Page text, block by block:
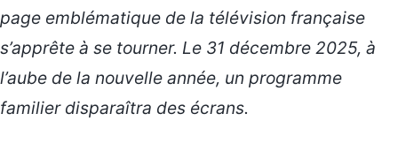
page emblématique de la télévision française
s’apprête à se tourner. Le 31 décembre 2025, à
l’aube de la nouvelle année, un programme
familier disparaîtra des écrans.